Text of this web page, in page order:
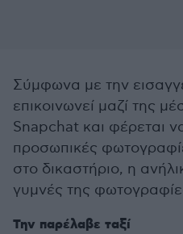
Σύμφωνα με την
επικοινωνεί μαζί της
Snapchat και φέρεται
προσωπικές
στο δικαστήριο, η
γυμνές της
Την παρέλαβε ταξί